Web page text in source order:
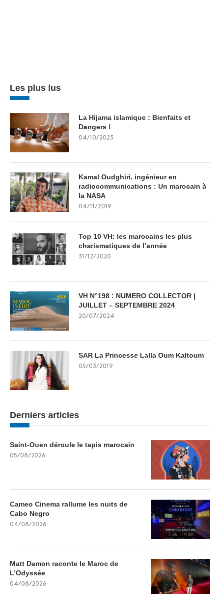
Les plus lus
La Hijama islamique : Bienfaits et
Dangers !
04/10/2023
Kamal Oudghiri, ingénieur en
radiocommunications : Un marocain à
la NASA
04/11/2019
Top 10 VH: les marocains les plus
charismatiques de l’année
31/12/2020
VH N°198 : NUMERO COLLECTOR |
JUILLET – SEPTEMBRE 2024
20/07/2024
SAR La Princesse Lalla Oum Kaltoum
05/03/2019
Derniers articles
Saint-Ouen déroule le tapis marocain
05/08/2026
Cameo Cinema rallume les nuits de
Cabo Negro
04/08/2026
Matt Damon raconte le Maroc de
L’Odyssée
04/08/2026